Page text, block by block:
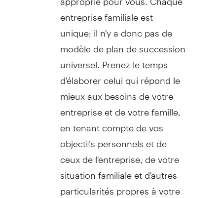
entreprise familiale est
unique; il n'y a donc pas de
modèle de plan de succession
universel. Prenez le temps
d'élaborer celui qui répond le
mieux aux besoins de votre
entreprise et de votre famille,
en tenant compte de vos
objectifs personnels et de
ceux de l'entreprise, de votre
situation familiale et d'autres
particularités propres à votre